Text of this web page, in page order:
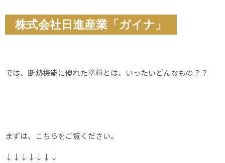
株式会社日進産業「ガイナ」
では、断熱機能に優れた塗料とは、いったいどんなもの？？
まずは、こちらをご覧ください。
↓↓↓↓↓↓↓